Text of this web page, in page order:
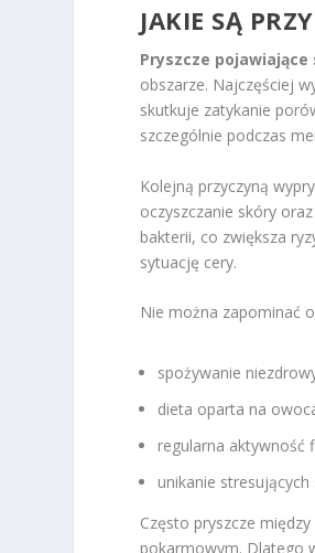
JAKIE SĄ
Pryszcze
obszarze. Najczęściej
skutkuje zatykanie
szczególnie podczas
Kolejną przyczyną
oczyszczanie skóry
bakterii, co zwiększa
sytuację cery.
Nie można zapominać
spożywanie
dieta oparta na
regularna aktywność
unikanie
Często pryszcze
pokarmowym. Dlatego